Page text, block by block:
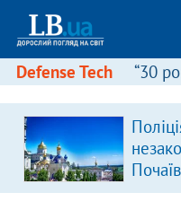
Defense Tech “30